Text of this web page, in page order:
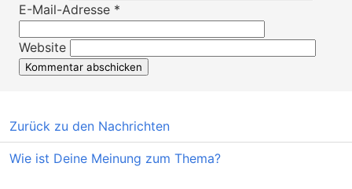
E-Mail-Adresse *
Website
Zurück zu den Nachrichten
Wie ist Deine Meinung zum Thema?